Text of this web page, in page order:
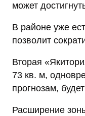
может
В районе уже
позволит
Вторая
73 кв. м,
прогнозам,
Расширение